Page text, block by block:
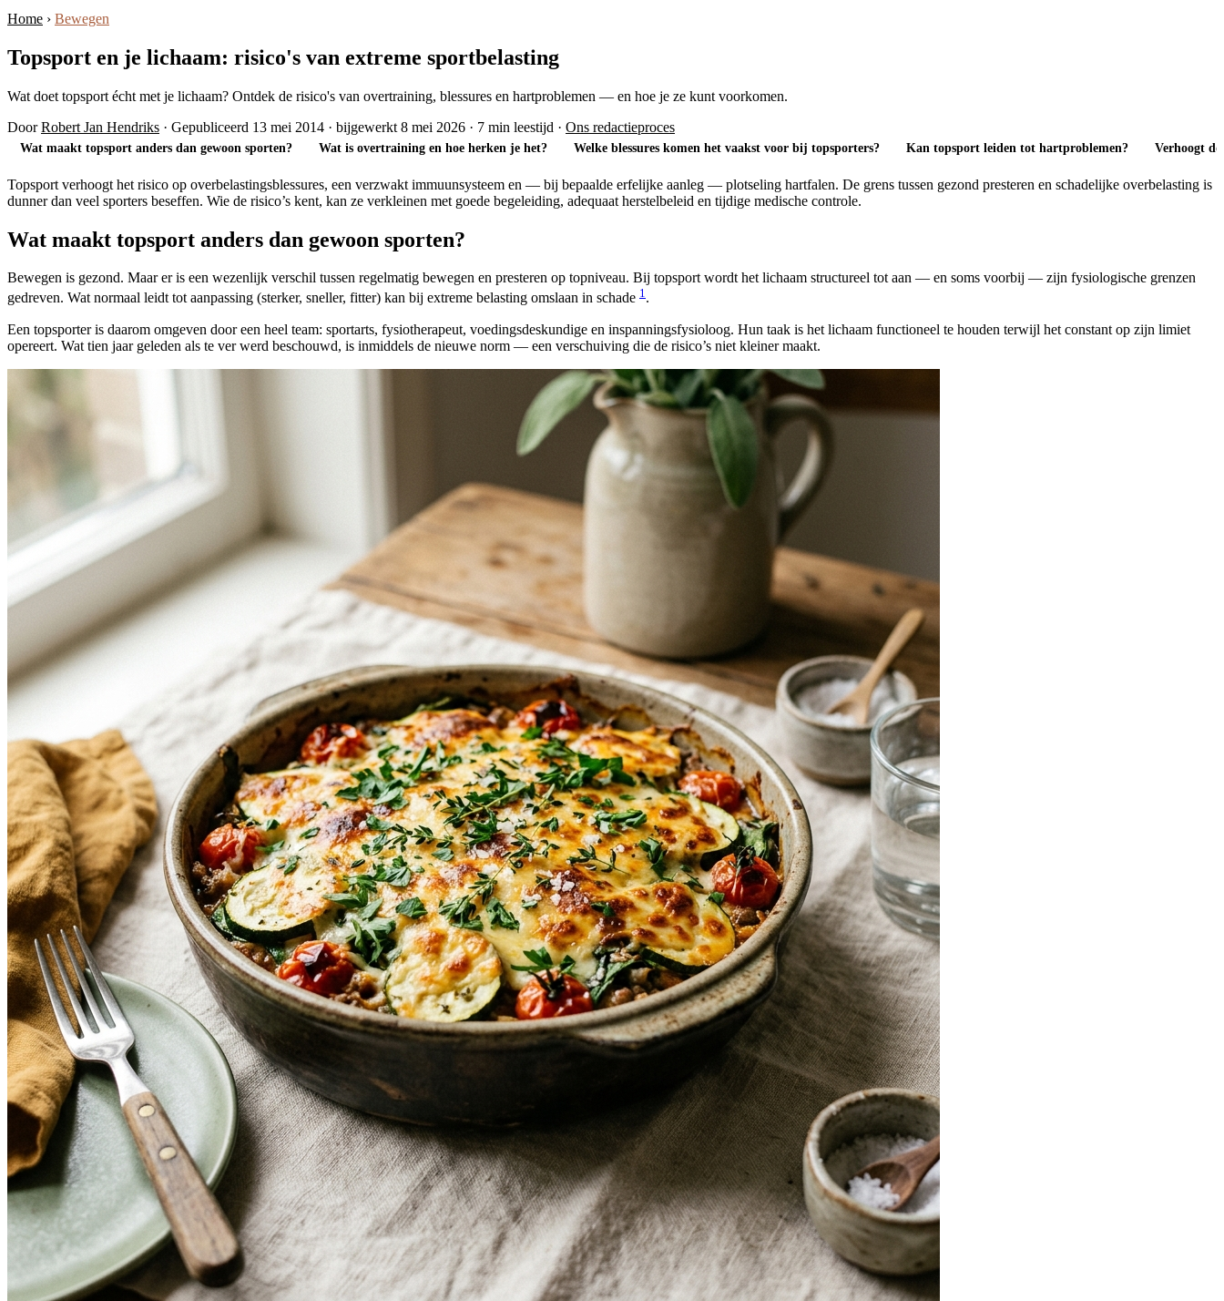
Home › Bewegen
Topsport en je lichaam: risico's van extreme sportbelasting
Wat doet topsport écht met je lichaam? Ontdek de risico's van overtraining, blessures en hartproblemen — en hoe je ze kunt voorkomen.
DoorRobert Jan Hendriks · Gepubliceerd 13 mei 2014 · bijgewerkt 8 mei 2026 · 7 min leestijd · Ons redactieproces
Wat maakt topsport anders dan gewoon sporten? Wat is overtraining en hoe herken je het? Welke blessures komen het vaakst voor bij topsporters? Kan topsport leiden tot hartproblemen? Verhoogt
Topsport verhoogt het risico op overbelastingsblessures, een verzwakt immuunsysteem en — bij bepaalde erfelijke aanleg — plotseling hartfalen. De grens tussen gezond presteren en schadelijke overbelasting is
dunner dan veel sporters beseffen. Wie de risico’s kent, kan ze verkleinen met goede begeleiding, adequaat herstelbeleid en tijdige medische controle.
Wat maakt topsport anders dan gewoon sporten?
Bewegen is gezond. Maar er is een wezenlijk verschil tussen regelmatig bewegen en presteren op topniveau. Bij topsport wordt het lichaam structureel tot aan — en soms voorbij — zijn fysiologische grenzen
gedreven. Wat normaal leidt tot aanpassing (sterker, sneller, fitter) kan bij extreme belasting omslaan in schade 1.
Een topsporter is daarom omgeven door een heel team: sportarts, fysiotherapeut, voedingsdeskundige en inspanningsfysioloog. Hun taak is het lichaam functioneel te houden terwijl het constant op zijn limiet
opereert. Wat tien jaar geleden als te ver werd beschouwd, is inmiddels de nieuwe norm — een verschuiving die de risico’s niet kleiner maakt.